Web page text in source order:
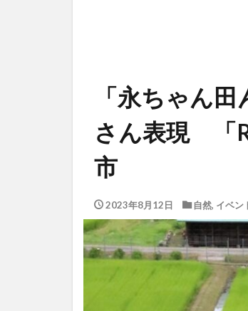
「永ちゃん
さん表現 「
市
2023年8月12日 自然, イベン